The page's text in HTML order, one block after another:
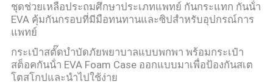
ชุดช่วยเหลือประถมศึกษาประเภทแพทย์ กันกระแทก กันน้ํา
EVA คุ้มกันกรอบที่มีมือทนทานและซิปสําหรับอุปกรณ์การ
แพทย์
กระเป๋าสตั๊ดบําบัดภัยพยาบาลแบบพกพา พร้อมกระเป๋า
สต็อคกันน้ํา EVA Foam Case ออกแบบมาเพื่อป้องกันสเต
โตสโกปและนําไปใช้ง่าย